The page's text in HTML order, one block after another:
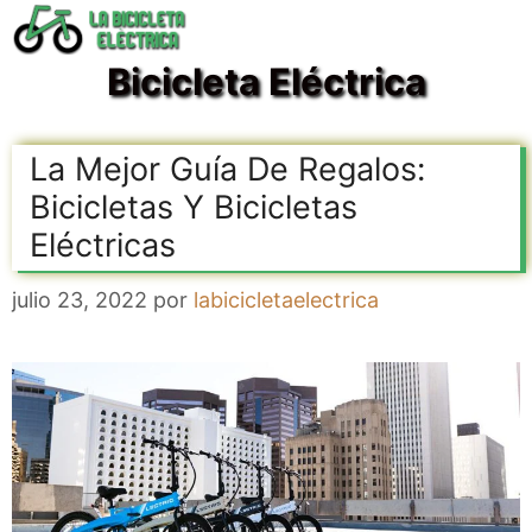
Saltar
al
Bicicleta Eléctrica
La Mejor Guía De Regalos:
Bicicletas Y Bicicletas
Eléctricas
julio 23, 2022 por labicicletaelectrica